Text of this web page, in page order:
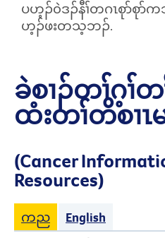
ပဟ့ၣ်၀ဲဒၣ်နီၢ်တဂၤစုာ်
ဟ့ၣ်ဖးတသ့ဘၣ်.
ခဲစၢၣ်တၢ်ဂ့ၢ်တ
ထံးတၢ်တိစၢၤ
(Cancer
Resources)
ကည
English